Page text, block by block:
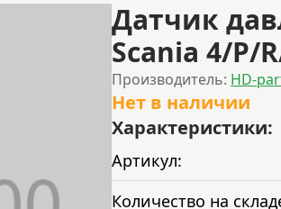
Датчик
Scania 4/P/
Производитель: HD-
Нет в наличии
Характеристики:
Артикул:
Количество на